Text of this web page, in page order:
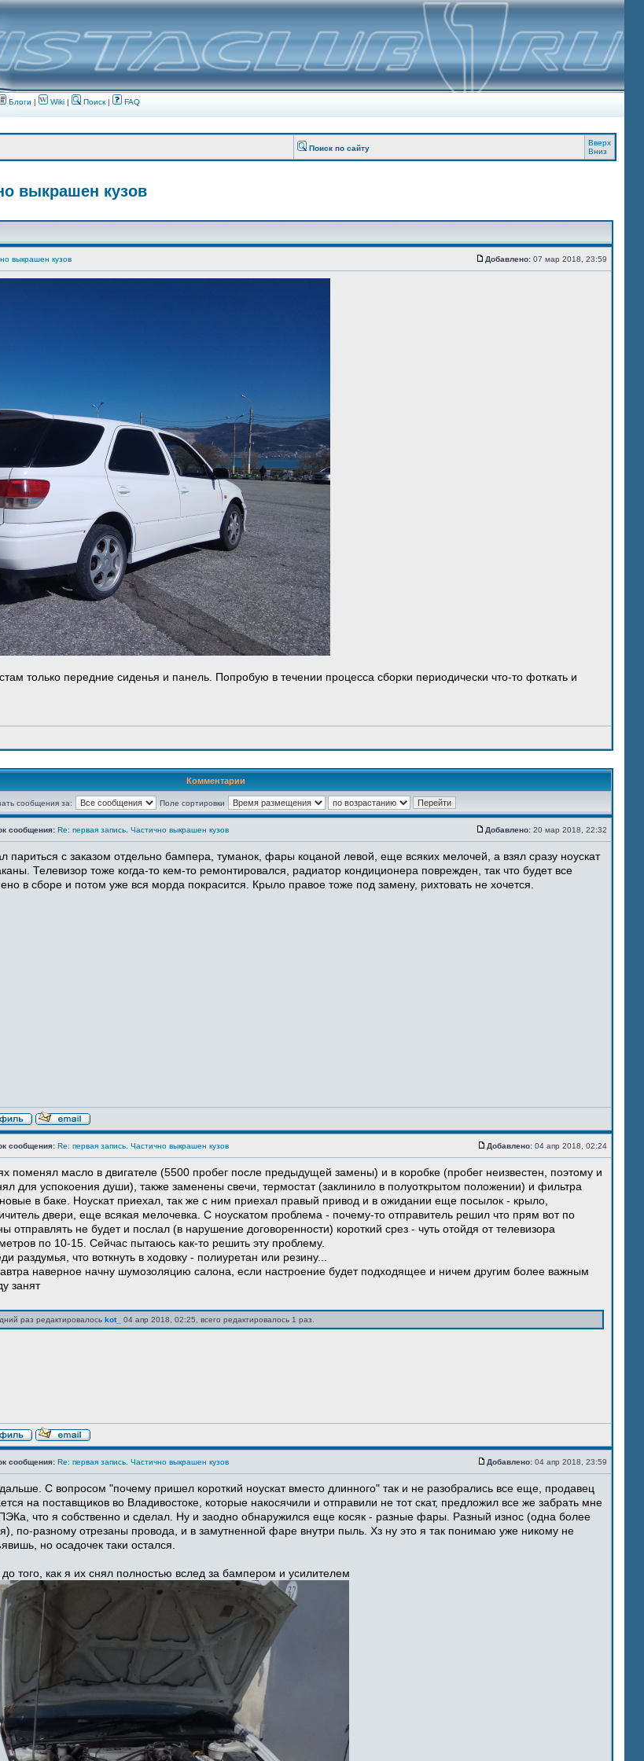
Блоги | Wiki | Поиск| FAQ
Поиск по сайту
Вверх
Вниз
выкрашен кузов
выкрашен кузов Добавлено: 07 мар 2018, 23:59
только передние сиденья и панель. Попробую в течении процесса сборки периодически что-то фоткать и
Комментарии
сообщения за: Поле сортировки
сообщения: Re: первая запись. Частично выкрашен кузов Добавлено: 20 мар 2018, 22:32
париться с заказом отдельно бампера, туманок, фары коцаной левой, еще всяких мелочей, а взял сразу ноускат
Телевизор тоже когда-то кем-то ремонтировался, радиатор кондиционера поврежден, так что будет все
в сборе и потом уже вся морда покрасится. Крыло правое тоже под замену, рихтовать не хочется.
сообщения: Re: первая запись. Частично выкрашен кузов Добавлено: 04 апр 2018, 02:24
поменял масло в двигателе (5500 пробег после предыдущей замены) и в коробке (пробег неизвестен, поэтому и
для успокоения души), также заменены свечи, термостат (заклинило в полуоткрытом положении) и фильтра
в баке. Ноускат приехал, так же с ним приехал правый привод и в ожидании еще посылок - крыло,
двери, еще всякая мелочевка. С ноускатом проблема - почему-то отправитель решил что прям вот по
отправлять не будет и послал (в нарушение договоренности) короткий срез - чуть отойдя от телевизора
по 10-15. Сейчас пытаюсь как-то решить эту проблему.
раздумья, что воткнуть в ходовку - полиуретан или резину...
наверное начну шумозоляцию салона, если настроение будет подходящее и ничем другим более важным
занят
раз редактировалось kot_ 04 апр 2018, 02:25, всего редактировалось 1 раз.
сообщения: Re: первая запись. Частично выкрашен кузов Добавлено: 04 апр 2018, 23:59
С вопросом "почему пришел короткий ноускат вместо длинного" так и не разобрались все еще, продавец
на поставщиков во Владивостоке, которые накосячили и отправили не тот скат, предложил все же забрать мне
что я собственно и сделал. Ну и заодно обнаружился еще косяк - разные фары. Разный износ (одна более
по-разному отрезаны провода, и в замутненной фаре внутри пыль. Хз ну это я так понимаю уже никому не
но осадочек таки остался.
того, как я их снял полностью вслед за бампером и усилителем